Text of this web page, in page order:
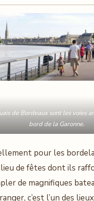
de Bordeaux sont les voies
bord de la Garonne.
pour les
de fêtes dont ils
de magnifiques
c’est l’un des